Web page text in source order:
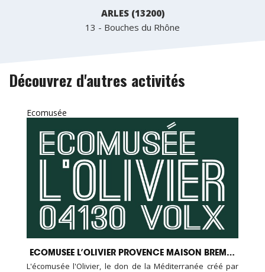
ARLES (13200)
13 - Bouches du Rhône
Découvrez d'autres activités
Ecomusée
ECOMUSEE L’OLIVIER PROVENCE MAISON BREMOND
L'écomusée l'Olivier, le don de la Méditerranée créé par